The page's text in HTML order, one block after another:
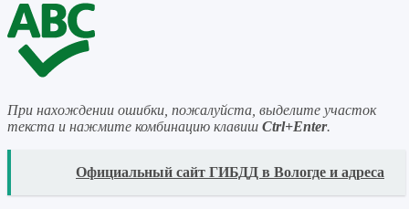
При нахождении ошибки, пожалуйста, выделите участок
текста и нажмите комбинацию клавиш Ctrl+Enter.
Официальный сайт ГИБДД в Вологде и адреса